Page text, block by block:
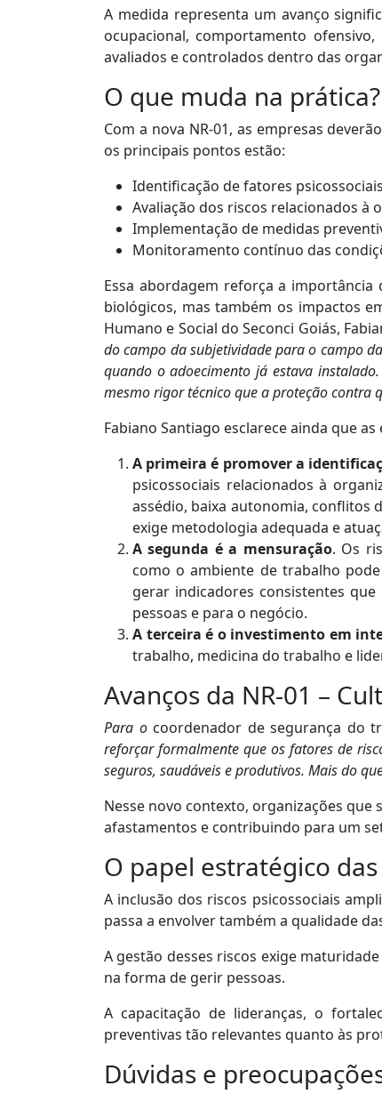
A medida representa um avanço
ocupacional, comportamento
avaliados e controlados dentro das
O que muda na prática?
Com a nova NR-01, as empresas
os principais pontos estão:
Identificação de fatores
Avaliação dos riscos relacionados à
Implementação de medidas
Monitoramento contínuo das
Essa abordagem reforça a
biológicos, mas também os impactos
Humano e Social do Seconci Goiás,
do campo da subjetividade para o campo
quando o adoecimento já estava
mesmo rigor técnico que a proteção contra
Fabiano Santiago esclarece ainda que
A primeira é promover a
psicossociais relacionados à
assédio, baixa autonomia, conflitos
exige metodologia adequada e
A segunda é a mensuração. Os
como o ambiente de trabalho
gerar indicadores consistentes
pessoas e para o negócio.
A terceira é o investimento em
trabalho, medicina do trabalho e
Avanços da NR-01 –
Para o coordenador de segurança do
reforçar formalmente que os fatores de
seguros, saudáveis e produtivos. Mais do
Nesse novo contexto, organizações
afastamentos e contribuindo para um
O papel estratégico
A inclusão dos riscos psicossociais
passa a envolver também a qualidade
A gestão desses riscos exige
na forma de gerir pessoas.
A capacitação de lideranças, o
preventivas tão relevantes quanto às
Dúvidas e